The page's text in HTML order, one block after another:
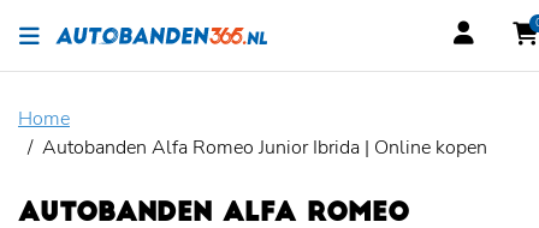
Home
Autobanden Alfa Romeo Junior Ibrida | Online kopen
AUTOBANDEN ALFA ROMEO